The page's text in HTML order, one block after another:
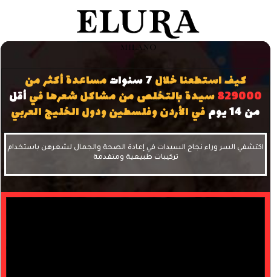
كيف استطعنا خلال7 سنوات
مساعدة أكثر من
829000سيدة بالتخلص من مشاكل شعرها فيأقل
من 14 يوم
في الأردن وفلسطين ودول الخليج العربي
السر وراء نجاح السيدات في إعادة الصحة والجمال لشعرهن باستخدام
تركيبات طبيعية ومتقدمة